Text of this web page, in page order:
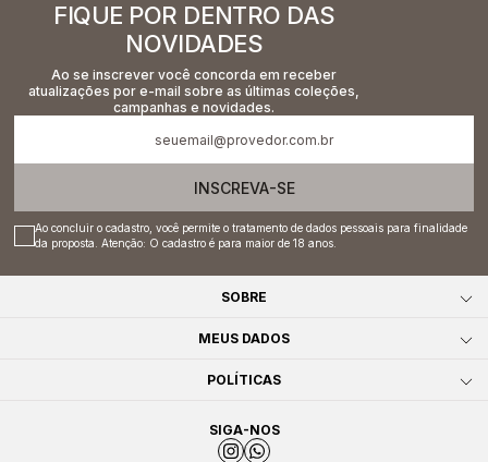
FIQUE POR DENTRO DAS
NOVIDADES
Ao se inscrever você concorda em receber
atualizações por e-mail sobre as últimas coleções,
campanhas e novidades.
INSCREVA-SE
Ao concluir o cadastro, você permite o tratamento de dados pessoais para finalidade
da proposta. Atenção: O cadastro é para maior de 18 anos.
SOBRE
MEUS DADOS
POLÍTICAS
SIGA-NOS